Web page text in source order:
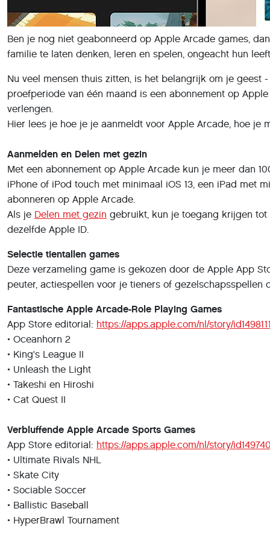
Ben je nog niet geabonneerd op Apple Arcade games,
familie te laten denken, leren en spelen, ongeacht hun
Nu veel mensen thuis zitten, is het belangrijk om je
proefperiode van één maand is een abonnement op
verlengen.
Hier lees je hoe je je aanmeldt voor Apple Arcade, hoe je
Aanmelden en Delen met gezin
Met een abonnement op Apple Arcade kun je meer dan
iPhone of iPod touch met minimaal iOS 13, een iPad met
abonneren op Apple Arcade.
Als je Delen met gezin gebruikt, kun je toegang krijgen
dezelfde Apple ID.
Selectie tientallen games
Deze verzameling game is gekozen door de Apple App
peuter, actiespellen voor je tieners of
Fantastische Apple Arcade-Role Playing Games
App Store editorial: https://apps.apple.com/nl/story/
• Oceanhorn 2
• King's League II
• Unleash the Light
• Takeshi en Hiroshi
• Cat Quest II
Verbluffende Apple Arcade Sports Games
App Store editorial: https://apps.apple.com/nl/story/
• Ultimate Rivals NHL
• Skate City
• Sociable Soccer
• Ballistic Baseball
• HyperBrawl Tournament